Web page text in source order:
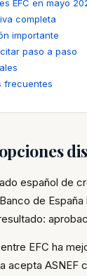
EFC en mayo
completa
importante
paso a paso
frecuentes
español de
de
EFC ha
acepta ASNEF